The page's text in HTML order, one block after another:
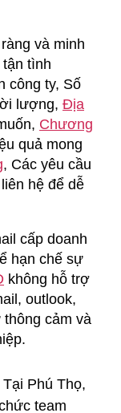
và minh
tình
công ty, Số
lượng, Địa
Chương
quả mong
, Các yêu cầu
hệ để dễ
cấp doanh
hạn chế sự
không hỗ trợ
outlook,
cảm và